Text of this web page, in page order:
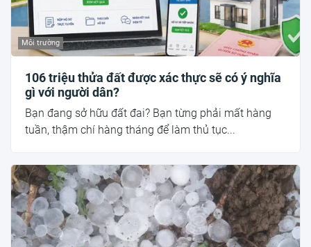
Môi trường
106 triệu thửa đất được xác thực sẽ có ý nghĩa
gì với người dân?
Bạn đang sở hữu đất đai? Bạn từng phải mất hàng
tuần, thậm chí hàng tháng để làm thủ tục...